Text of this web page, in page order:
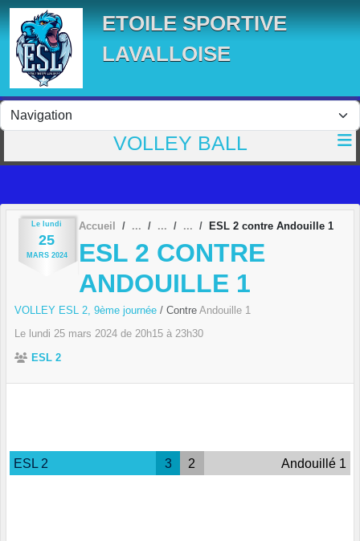
ETOILE SPORTIVE
LAVALLOISE
VOLLEY BALL
Le lundi
25
MARS 2024
Accueil ESL 2 contre Andouille 1
ESL 2 CONTRE
ANDOUILLE 1
VOLLEY ESL 2, 9ème journée / Contre Andouille 1
Le lundi 25 mars 2024 de 20h15 à 23h30
ESL 2
ESL 2 3 2 Andouillé 1
Panneau de gestion des cookies